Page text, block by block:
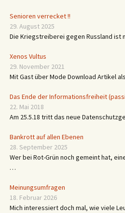
Senioren verrecket !!
29. August 2025
Die Kriegstreiberei gegen Russland ist
Xenos Vultus
29. November 2021
Mit Gast über Mode Download Artikel
Das Ende der Informationsfreiheit
22. Mai 2018
Am 25.5.18 tritt das neue
Bankrott auf allen Ebenen
28. September 2025
Wer bei Rot-Grün noch gemeint hat,
…
Meinungsumfragen
18. Februar 2026
Mich interessiert doch mal, wie viele